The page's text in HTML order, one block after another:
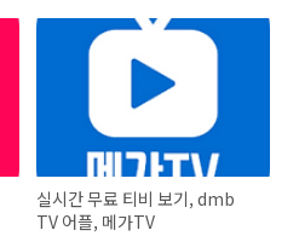
실시간 무료 티비 보기, dmb
TV 어플, 메가TV